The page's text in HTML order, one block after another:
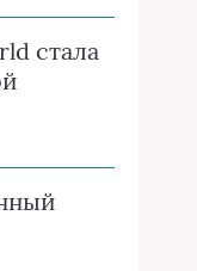
стала